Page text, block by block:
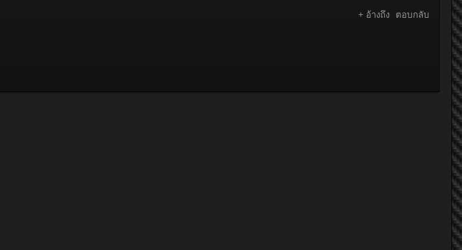
+ อ้างถึง ตอบกลับ